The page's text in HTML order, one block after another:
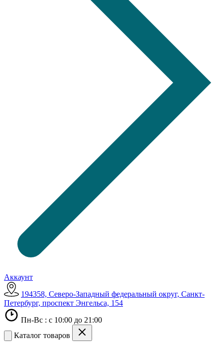
Аккаунт
194358, Северо-Западный федеральный округ, Санкт-
Петербург, проспект Энгельса, 154
Пн-Вс : с 10:00 до 21:00
Каталог товаров